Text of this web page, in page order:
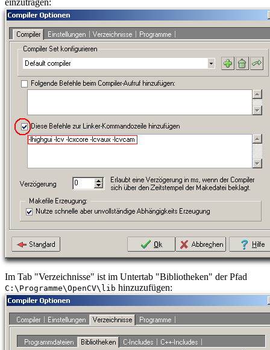
einzutragen:
Im Tab "Verzeichnisse" ist im Untertab "Bibliotheken" der Pfad
C:\Programme\OpenCV\lib hinzuzufügen: